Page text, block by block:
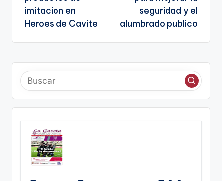
imitacion en
Heroes de Cavite
seguridad y el
alumbrado publico